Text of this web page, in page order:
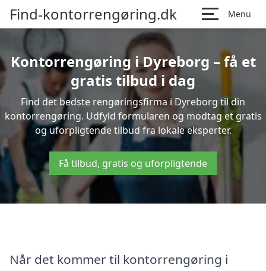
Find-kontorrengøring.dk Menu
Kontorrengøring i Dyreborg – få et
gratis tilbud i dag
Find det bedste rengøringsfirma i Dyreborg til din
kontorrengøring. Udfyld formularen og modtag et gratis
og uforpligtende tilbud fra lokale eksperter.
Få tilbud, gratis og uforpligtende
Når det kommer til kontorrengøring i